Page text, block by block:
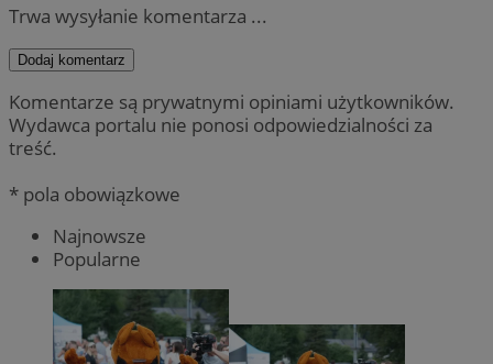
Trwa wysyłanie komentarza ...
Dodaj komentarz
Komentarze są prywatnymi opiniami użytkowników.
Wydawca portalu nie ponosi odpowiedzialności za
treść.
* pola obowiązkowe
Najnowsze
Popularne